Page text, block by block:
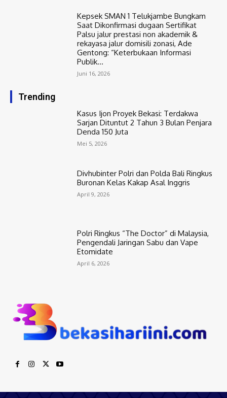
Kepsek SMAN 1 Telukjambe Bungkam
Saat Dikonfirmasi dugaan Sertifikat
Palsu jalur prestasi non akademik &
rekayasa jalur domisili zonasi, Ade
Gentong: “Keterbukaan Informasi
Publik...
Juni 16, 2026
Trending
Kasus Ijon Proyek Bekasi: Terdakwa
Sarjan Dituntut 2 Tahun 3 Bulan Penjara
Denda 150 Juta
Mei 5, 2026
Divhubinter Polri dan Polda Bali Ringkus
Buronan Kelas Kakap Asal Inggris
April 9, 2026
Polri Ringkus “The Doctor” di Malaysia,
Pengendali Jaringan Sabu dan Vape
Etomidate
April 6, 2026